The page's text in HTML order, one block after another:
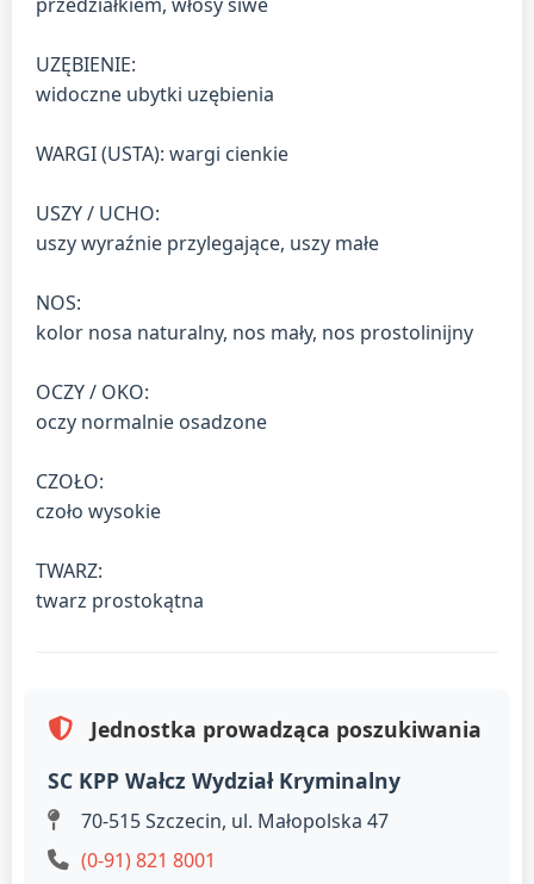
UZĘBIENIE:
widoczne ubytki uzębienia
WARGI (USTA): wargi cienkie
USZY / UCHO:
uszy wyraźnie przylegające, uszy małe
NOS:
kolor nosa naturalny, nos mały, nos prostolinijny
OCZY / OKO:
oczy normalnie osadzone
CZOŁO:
czoło wysokie
TWARZ:
twarz prostokątna
Jednostka prowadząca poszukiwania
SC KPP Wałcz Wydział Kryminalny
70-515 Szczecin, ul. Małopolska 47
(0-91) 821 8001